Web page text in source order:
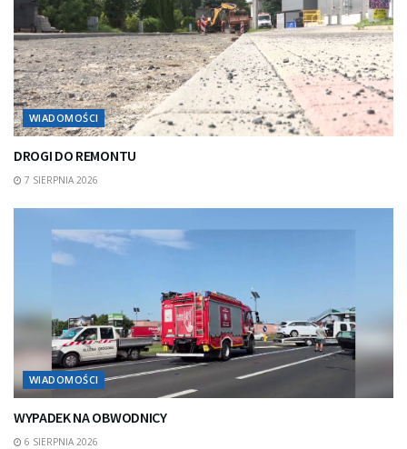
WIADOMOŚCI
DROGI DO REMONTU
7 SIERPNIA 2026
WIADOMOŚCI
WYPADEK NA OBWODNICY
6 SIERPNIA 2026